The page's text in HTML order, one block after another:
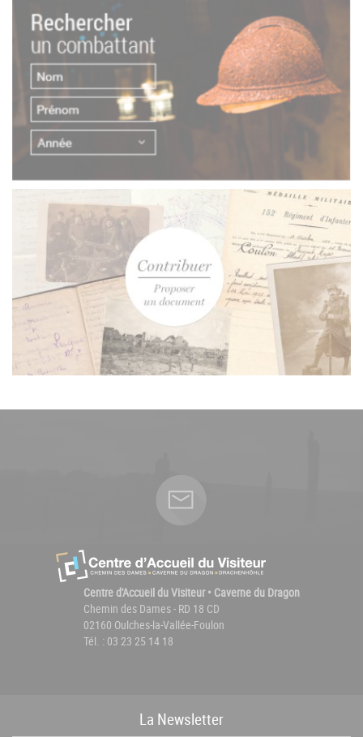
Centre d'Accueil du Visiteur • Caverne du Dragon
Chemin des Dames - RD 18 CD
02160 Oulches-la-Vallée-Foulon
Tél. : 03 23 25 14 18
La Newsletter